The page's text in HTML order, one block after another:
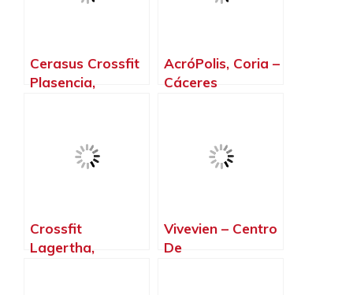
Cerasus Crossfit
Plasencia,
AcróPolis, Coria –
Cáceres‎
Crossfit
Lagertha,
Vivevien – Centro
De